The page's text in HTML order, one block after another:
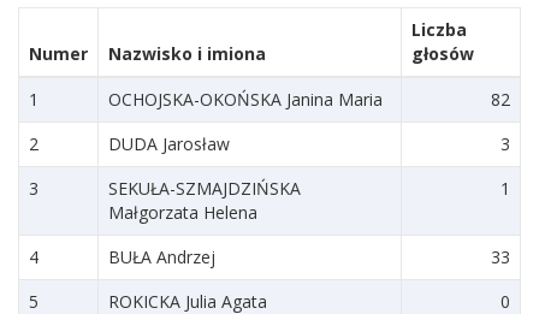
Numer Nazwisko i imiona
Liczba
głosów
1
OCHOJSKA-OKOŃSKA Janina Maria
82
2
DUDA Jarosław
3
3
SEKUŁA-SZMAJDZIŃSKA
Małgorzata Helena
1
4 BUŁA Andrzej
33
5
ROKICKA Julia Agata
0